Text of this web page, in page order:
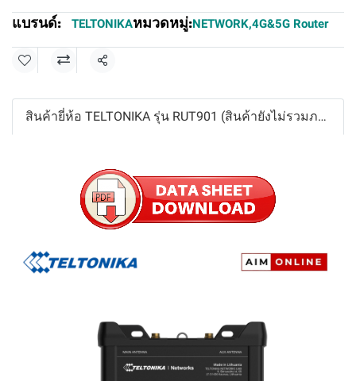
แบรนด์: TELTONIKAหมวดหมู่:NETWORK,4G&5G Router
แชร์
สินค้ายี่ห้อ TELTONIKA รุ่น RUT901 (สินค้ายังไม่รวมภาษีมูลค่าเพิ่ม,ค่าขนส่ง ,ราคาอาจมีการเปลี่ยนแปลงได้ โดยไม่แจ้งให้ทราบล่วงหน้า)